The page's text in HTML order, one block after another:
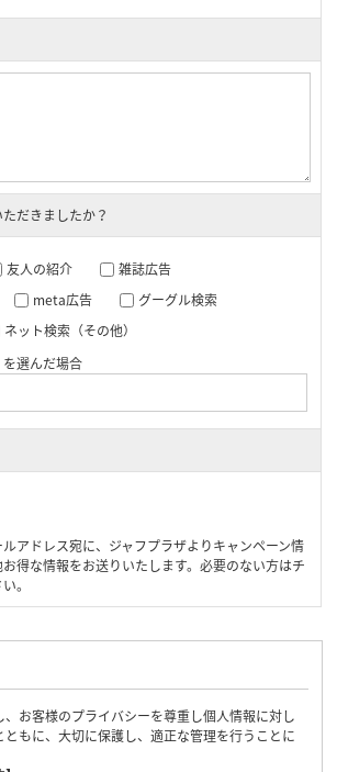
だきましたか？
友人の紹介
雑誌広告
meta広告
グーグル検索
ネット検索（その他）
選んだ場合
アドレス宛に、ジャフプラザよりキャンペーン情
得な情報をお送りいたします。必要のない方はチ
。
お客様のプライバシーを尊重し個人情報に対し
もに、大切に保護し、適正な管理を行うことに